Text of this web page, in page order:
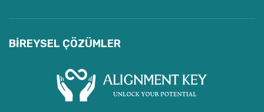
BIREYSEL ÇÖZÜMLER